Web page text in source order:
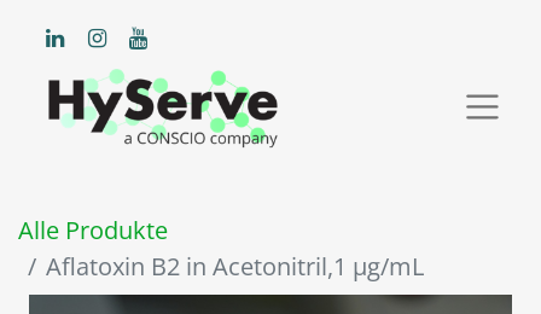
Alle Produkte
Aflatoxin B2 in Acetonitril,1 µg/mL